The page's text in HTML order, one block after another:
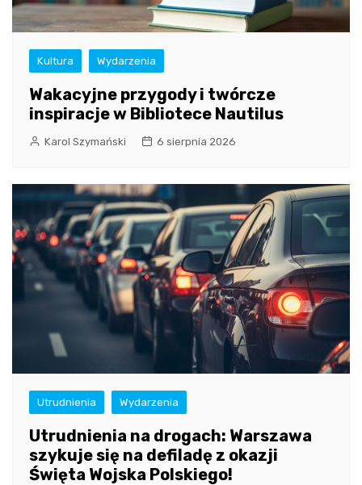
Kultura Wydarzenia
Wakacyjne przygody i twórcze
inspiracje w Bibliotece Nautilus
Karol Szymański 6 sierpnia 2026
Utrudnienia Wydarzenia
Utrudnienia na drogach: Warszawa
szykuje się na defiladę z okazji
Święta Wojska Polskiego!